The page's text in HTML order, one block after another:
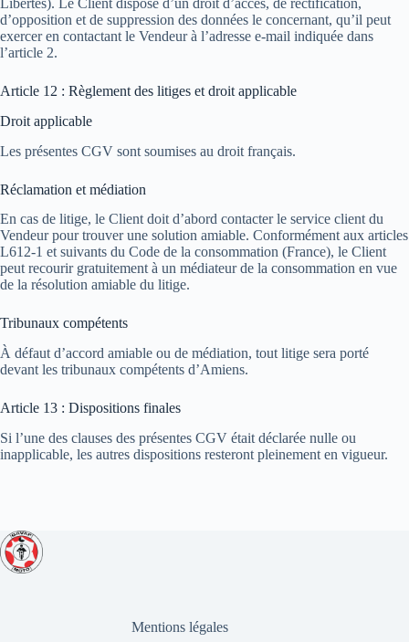
Libertés). Le Client dispose d’un droit d’accès, de rectification,
d’opposition et de suppression des données le concernant, qu’il peut
exercer en contactant le Vendeur à l’adresse e-mail indiquée dans
l’article 2.
Article 12 : Règlement des litiges et droit applicable
Droit applicable
Les présentes CGV sont soumises au droit français.
Réclamation et médiation
En cas de litige, le Client doit d’abord contacter le service client du
Vendeur pour trouver une solution amiable. Conformément aux articles
L612-1 et suivants du Code de la consommation (France), le Client
peut recourir gratuitement à un médiateur de la consommation en vue
de la résolution amiable du litige.
Tribunaux compétents
À défaut d’accord amiable ou de médiation, tout litige sera porté
devant les tribunaux compétents d’Amiens.
Article 13 : Dispositions finales
Si l’une des clauses des présentes CGV était déclarée nulle ou
inapplicable, les autres dispositions resteront pleinement en vigueur.
Mentions légales